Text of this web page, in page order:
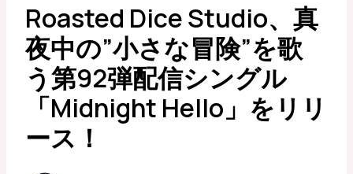
Roasted Dice Studio、真
夜中の”小さな冒険”を歌
う第92弾配信シングル
「Midnight Hello」をリリ
ース！